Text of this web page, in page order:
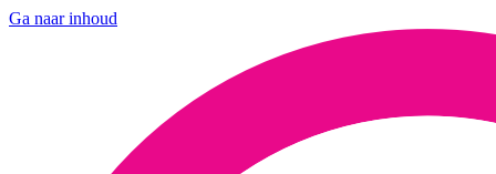
Ga naar inhoud